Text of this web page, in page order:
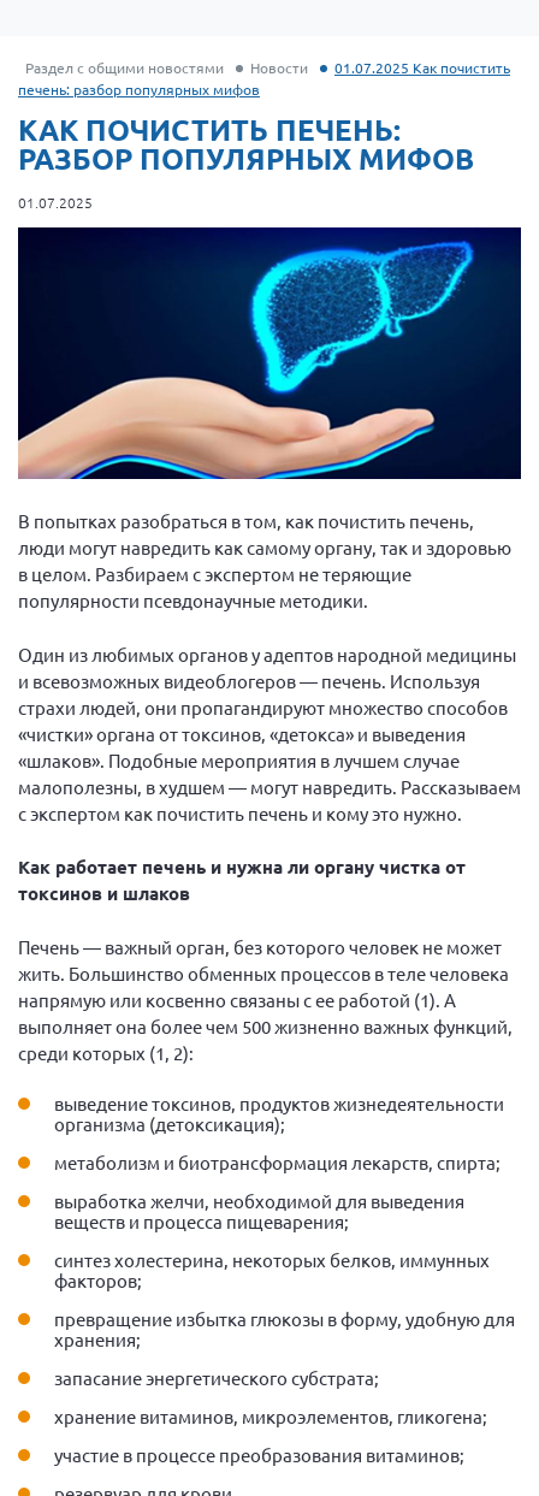
Раздел с общими новостями Новости
01.07.2025 Как почистить
печень: разбор популярных мифов
КАК ПОЧИСТИТЬ ПЕЧЕНЬ:
РАЗБОР ПОПУЛЯРНЫХ МИФОВ
01.07.2025
В попытках разобраться в том, как почистить печень,
люди могут навредить как самому органу, так и здоровью
в целом. Разбираем с экспертом не теряющие
популярности псевдонаучные методики.
Один из любимых органов у адептов народной медицины
и всевозможных видеоблогеров — печень. Используя
страхи людей, они пропагандируют множество способов
«чистки» органа от токсинов, «детокса» и выведения
«шлаков». Подобные мероприятия в лучшем случае
малополезны, в худшем — могут навредить. Рассказываем
с экспертом как почистить печень и кому это нужно.
Как работает печень и нужна ли органу чистка от
токсинов и шлаков
Печень — важный орган, без которого человек не может
жить. Большинство обменных процессов в теле человека
напрямую или косвенно связаны с ее работой (1). А
выполняет она более чем 500 жизненно важных функций,
среди которых (1, 2):
выведение токсинов, продуктов жизнедеятельности
организма (детоксикация);
метаболизм и биотрансформация лекарств, спирта;
выработка желчи, необходимой для выведения
веществ и процесса пищеварения;
синтез холестерина, некоторых белков, иммунных
факторов;
превращение избытка глюкозы в форму, удобную для
хранения;
запасание энергетического субстрата;
хранение витаминов, микроэлементов, гликогена;
участие в процессе преобразования витаминов;